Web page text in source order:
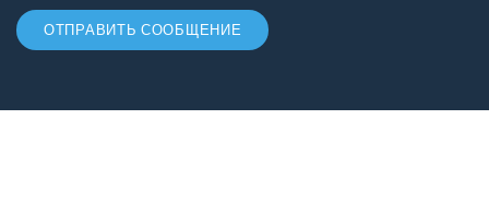
ОТПРАВИТЬ СООБЩЕНИЕ